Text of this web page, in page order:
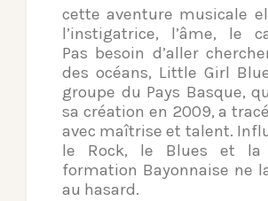
cette aventure musicale
l’instigatrice, l’âme, le
Pas besoin d’aller
des océans, Little Girl
groupe du Pays Basque,
sa création en 2009, a
avec maîtrise et talent.
le Rock, le Blues et la
formation Bayonnaise ne
au hasard.